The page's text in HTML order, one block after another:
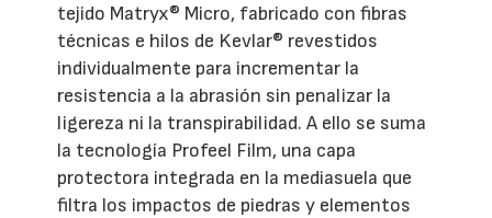
tejido Matryx® Micro, fabricado con fibras
técnicas e hilos de Kevlar® revestidos
individualmente para incrementar la
resistencia a la abrasión sin penalizar la
ligereza ni la transpirabilidad. A ello se suma
la tecnología Profeel Film, una capa
protectora integrada en la mediasuela que
filtra los impactos de piedras y elementos